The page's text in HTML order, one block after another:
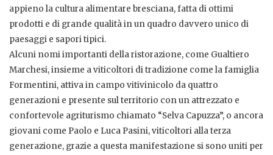
appieno la cultura alimentare bresciana, fatta di ottimi
prodotti e di grande qualità in un quadro davvero unico di
paesaggi e sapori tipici.
Alcuni nomi importanti della ristorazione, come Gualtiero
Marchesi, insieme a viticoltori di tradizione come la famiglia
Formentini, attiva in campo vitivinicolo da quattro
generazioni e presente sul territorio con un attrezzato e
confortevole agriturismo chiamato “Selva Capuzza”, o ancora
giovani come Paolo e Luca Pasini, viticoltori alla terza
generazione, grazie a questa manifestazione si sono uniti per